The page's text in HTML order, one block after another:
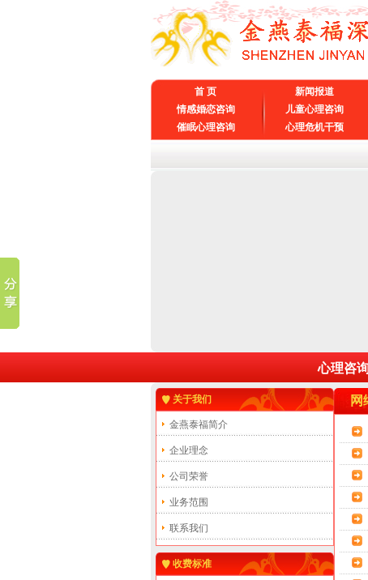
首 页 新闻报道
情感婚恋咨询
儿童心理咨询
催眠心理咨询
心理危机干预
心理咨
关于我们
金燕泰福简介
企业理念
公司荣誉
业务范围
联系我们
收费标准
网